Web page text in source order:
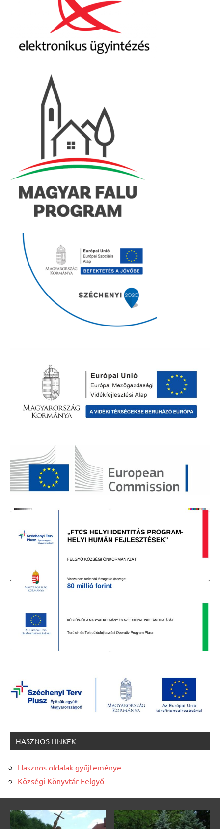
HASZNOS LINKEK
Hasznos oldalak gyűjteménye
Községi Könyvtár Felgyő